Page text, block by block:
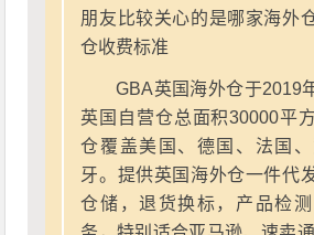
朋友比较关心的是哪家海外
仓收费标准
GBA英国海外仓于2019
英国自营仓总面积30000平
仓覆盖美国、德国、法国
牙。提供英国海外仓一件代
仓储，退货换标，产品检